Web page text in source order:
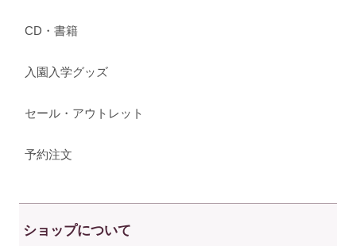
CD・書籍
入園入学グッズ
セール・アウトレット
予約注文
ショップについて